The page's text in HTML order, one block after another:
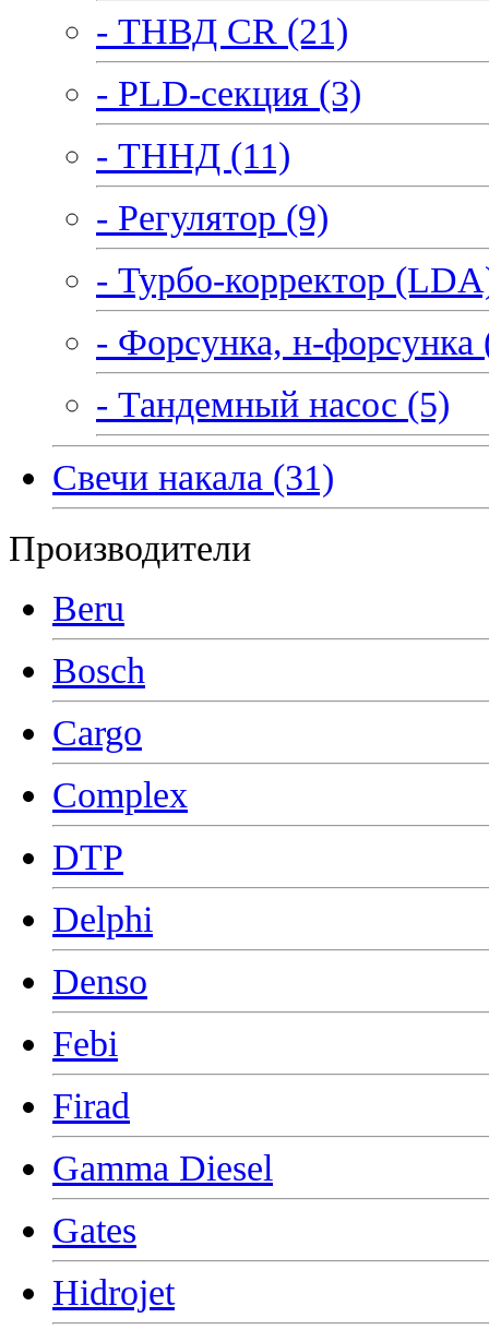
- ТНВД CR (21)
- PLD-секция (3)
- ТННД (11)
- Регулятор (9)
- Турбо-корректор
- Форсунка, н-форсунка
- Тандемный насос (5)
Свечи накала (31)
Производители
Beru
Bosch
Cargo
Complex
DTP
Delphi
Denso
Febi
Firad
Gamma Diesel
Gates
Hidrojet